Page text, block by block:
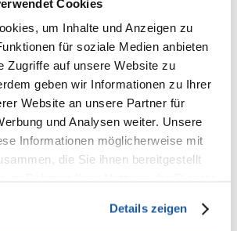
Cookies
um Inhalte und Anzeigen zu
für soziale Medien anbieten
Zugriffe auf unsere Website zu
geben wir Informationen zu Ihrer
Website an unsere Partner für
und Analysen weiter. Unsere
Informationen möglicherweise mit
die Sie ihnen bereitgestellt
Details zeigen
OF THE WILD Southwest Canyon 12,2 kg
(58165)
Canyon ist ein Hundefutter auf Basis von